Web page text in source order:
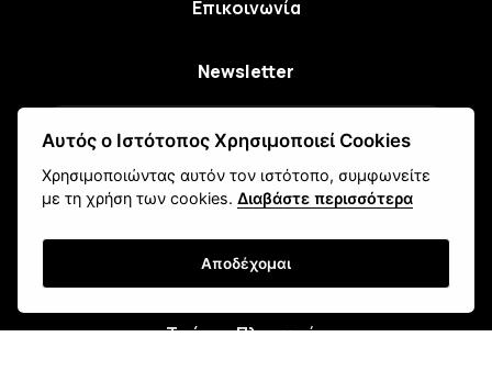
Επικοινωνία
Newsletter
Εγγραφή
Τρόποι Αποστολής
Τρόποι Πληρωμής
Αυτός ο Ιστότοπος Χρησιμοποιεί Cookies
Χρησιμοποιώντας αυτόν τον ιστότοπο, συμφωνείτε
με τη χρήση των cookies.Διαβάστε περισσότερα
Αποδέχομαι